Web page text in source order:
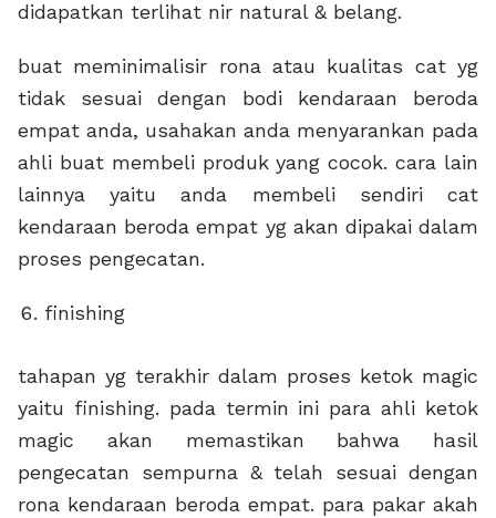
didapatkan terlihat nir natural & belang.
buat meminimalisir rona atau kualitas cat yg
tidak sesuai dengan bodi kendaraan beroda
empat anda, usahakan anda menyarankan pada
ahli buat membeli produk yang cocok. cara lain
lainnya yaitu anda membeli sendiri cat
kendaraan beroda empat yg akan dipakai dalam
proses pengecatan.
finishing
tahapan yg terakhir dalam proses ketok magic
yaitu finishing. pada termin ini para ahli ketok
magic akan memastikan bahwa hasil
pengecatan sempurna & telah sesuai dengan
rona kendaraan beroda empat. para pakar akah